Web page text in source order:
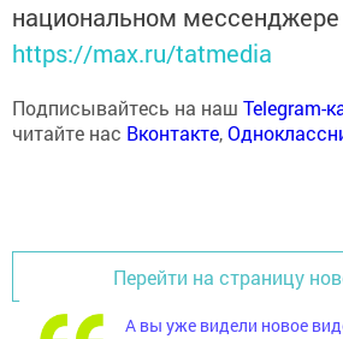
национальном
https://max.ru/tatmedia
Подписывайтесь на наш Telegram-
читайте нас Вконтакте,
Перейти на страницу
А вы уже видели новое